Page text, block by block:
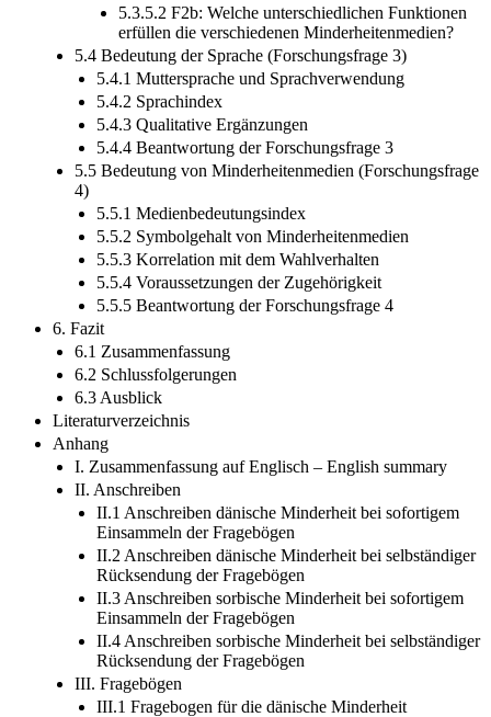
5.3.5.2 F2b: Welche unterschiedlichen Funktionen
erfüllen die verschiedenen Minderheitenmedien?
5.4 Bedeutung der Sprache (Forschungsfrage 3)
5.4.1 Muttersprache und Sprachverwendung
5.4.2 Sprachindex
5.4.3 Qualitative Ergänzungen
5.4.4 Beantwortung der Forschungsfrage 3
5.5 Bedeutung von Minderheitenmedien (Forschungsfrage
4)
5.5.1 Medienbedeutungsindex
5.5.2 Symbolgehalt von Minderheitenmedien
5.5.3 Korrelation mit dem Wahlverhalten
5.5.4 Voraussetzungen der Zugehörigkeit
5.5.5 Beantwortung der Forschungsfrage 4
6. Fazit
6.1 Zusammenfassung
6.2 Schlussfolgerungen
6.3 Ausblick
Literaturverzeichnis
Anhang
I. Zusammenfassung auf Englisch – English summary
II. Anschreiben
II.1 Anschreiben dänische Minderheit bei sofortigem
Einsammeln der Fragebögen
II.2 Anschreiben dänische Minderheit bei selbständiger
Rücksendung der Fragebögen
II.3 Anschreiben sorbische Minderheit bei sofortigem
Einsammeln der Fragebögen
II.4 Anschreiben sorbische Minderheit bei selbständiger
Rücksendung der Fragebögen
III. Fragebögen
III.1 Fragebogen für die dänische Minderheit